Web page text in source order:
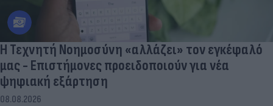
Η Τεχνητή Νοημοσύνη «αλλάζει» τον εγκέφαλό
μας - Eπιστήμονες προειδοποιούν για νέα
ψηφιακή εξάρτηση
08.08.2026